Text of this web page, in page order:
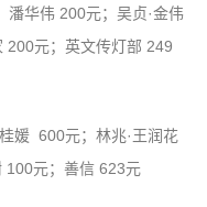
潘华伟 200元；吴贞·金伟
200元；英文传灯部 249
媛 600元；林兆·王润花
100元；善信 623元